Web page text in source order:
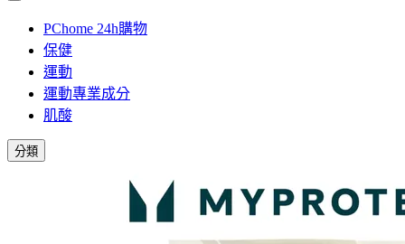
PChome 24h購物
保健
運動
運動專業成分
肌酸
分類